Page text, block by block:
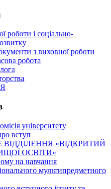
роботи і соціально-
з виховної роботи
робота
університету
вступ
ВІДДІЛЕННЯ «ВІДКРИТИЙ
ОСВІТИ»
на навчання
мультипредметного